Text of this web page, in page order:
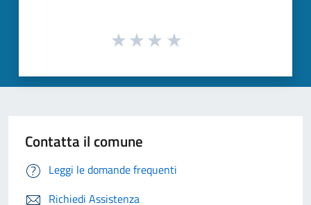
Contatta il comune
Leggi le domande frequenti
Richiedi Assistenza